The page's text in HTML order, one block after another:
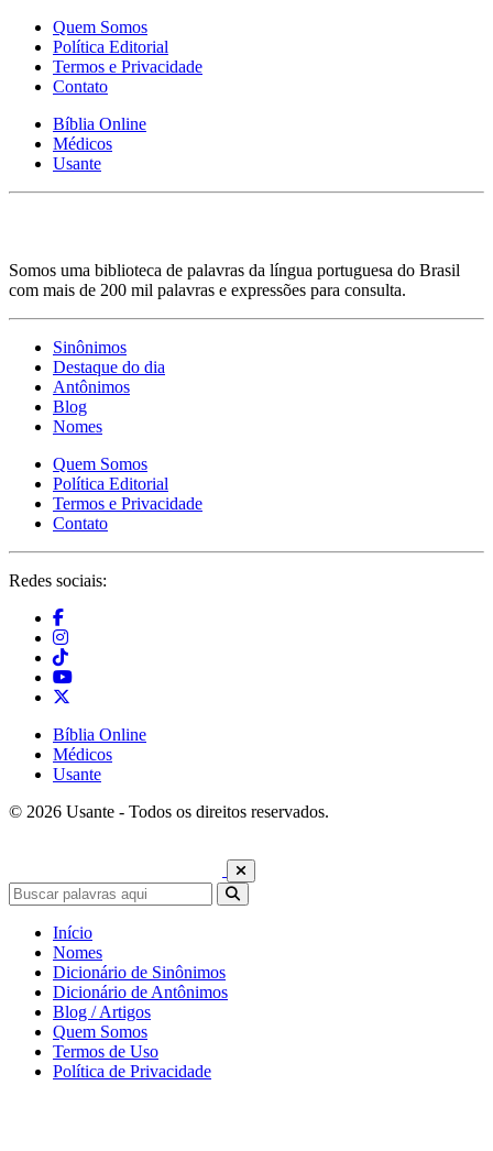
Quem Somos
Política Editorial
Termos e Privacidade
Contato
Bíblia Online
Médicos
Usante
Somos uma biblioteca de palavras da língua portuguesa do Brasil
com mais de 200 mil palavras e expressões para consulta.
Sinônimos
Destaque do dia
Antônimos
Blog
Nomes
Quem Somos
Política Editorial
Termos e Privacidade
Contato
Redes sociais:
Bíblia Online
Médicos
Usante
© 2026 Usante - Todos os direitos reservados.
Início
Nomes
Dicionário de Sinônimos
Dicionário de Antônimos
Blog / Artigos
Quem Somos
Termos de Uso
Política de Privacidade